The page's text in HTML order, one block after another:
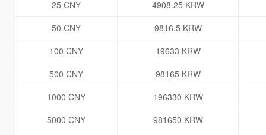
25 CNY
4908.25 KRW
50 CNY
9816.5 KRW
100 CNY
19633 KRW
500 CNY
98165 KRW
1000 CNY
196330 KRW
5000 CNY
981650 KRW